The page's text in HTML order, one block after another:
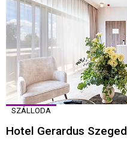
SZÁLLODA
Hotel Gerardus Szeged